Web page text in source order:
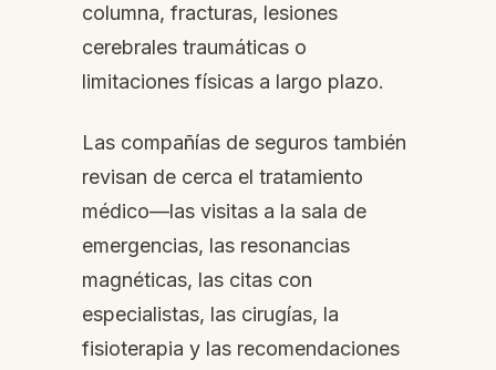
columna, fracturas, lesiones
cerebrales traumáticas o
limitaciones físicas a largo plazo.
Las compañías de seguros también
revisan de cerca el tratamiento
médico—las visitas a la sala de
emergencias, las resonancias
magnéticas, las citas con
especialistas, las cirugías, la
fisioterapia y las recomendaciones